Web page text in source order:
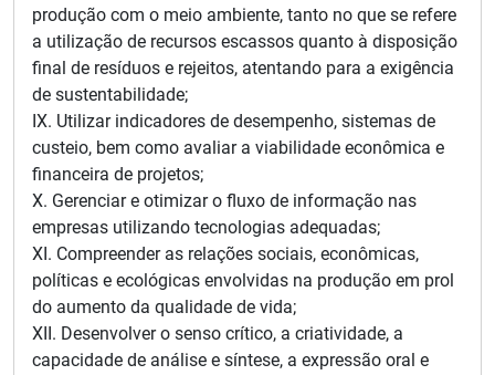
produção com o meio ambiente, tanto no que se refere
a utilização de recursos escassos quanto à disposição
final de resíduos e rejeitos, atentando para a exigência
de sustentabilidade;
IX. Utilizar indicadores de desempenho, sistemas de
custeio, bem como avaliar a viabilidade econômica e
financeira de projetos;
X. Gerenciar e otimizar o fluxo de informação nas
empresas utilizando tecnologias adequadas;
XI. Compreender as relações sociais, econômicas,
políticas e ecológicas envolvidas na produção em prol
do aumento da qualidade de vida;
XII. Desenvolver o senso crítico, a criatividade, a
capacidade de análise e síntese, a expressão oral e